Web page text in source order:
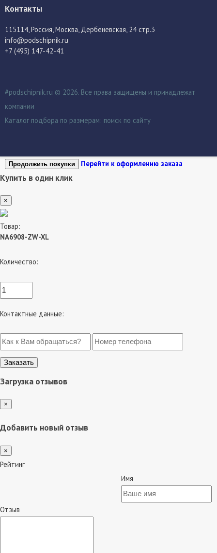
Контакты
115114 , Россия, Москва, Дербеневская, 24 стр.3
info@podschipnik.ru
+7 (495) 147-42-41
#podschipnik.ru © 2026. Все права защищены и принадлежат
компании
Каталог подбора по размерам: поиск по сайту
Продолжить покупки Перейти к оформлению заказа
Купить в один клик
×
Товар:
NA6908-ZW-XL
Количество:
Контактные данные:
Загрузка отзывов
×
Добавить новый отзыв
×
Рейтинг
Имя
Отзыв